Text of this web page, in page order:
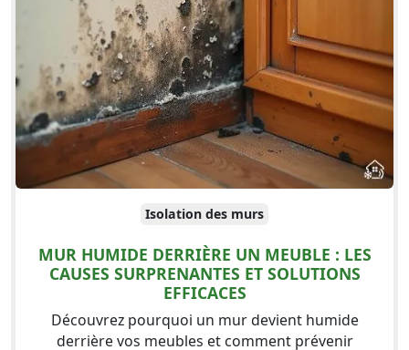
Isolation des murs
MUR HUMIDE DERRIÈRE UN MEUBLE : LES
CAUSES SURPRENANTES ET SOLUTIONS
EFFICACES
Découvrez pourquoi un mur devient humide
derrière vos meubles et comment prévenir